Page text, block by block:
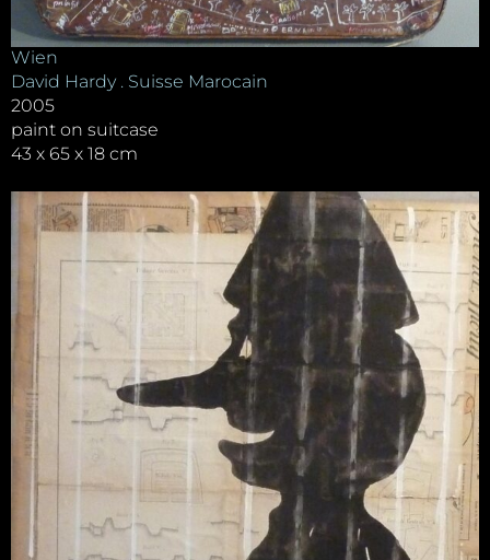
Wien
David Hardy . Suisse Marocain
2005
paint on suitcase
43 x 65 x 18 cm